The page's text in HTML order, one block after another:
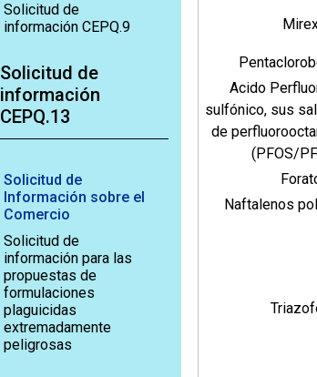
Solicitud de
información CEPQ.9
Solicitud de
información
CEPQ.13
Solicitud de
Información sobre el
Comercio
Solicitud de
información para las
propuestas de
formulaciones
plaguicidas
extremadamente
peligrosas
Acido
sulfónico, sus
de
(PFOS/
Naftalenos